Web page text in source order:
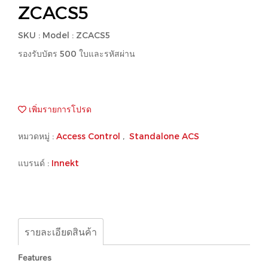
ZCACS5
SKU : Model : ZCACS5
รองรับบัตร 500 ใบและรหัสผ่าน
เพิ่มรายการโปรด
หมวดหมู่ : Access Control , Standalone ACS
แบรนด์ : Innekt
รายละเอียดสินค้า
Features